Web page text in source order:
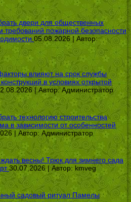
двери для общественных
требований пожарной безопасности
05.08.2026 | Автор:
влияют на срок службы
в условиях открытой
| Автор:Администратор
технологию строительства
в зависимости от особенностей
| Автор: Администратор
весны! Трюк для зимнего сада
30.07.2026 | Автор: kmveg
садовый ритуал Памелы